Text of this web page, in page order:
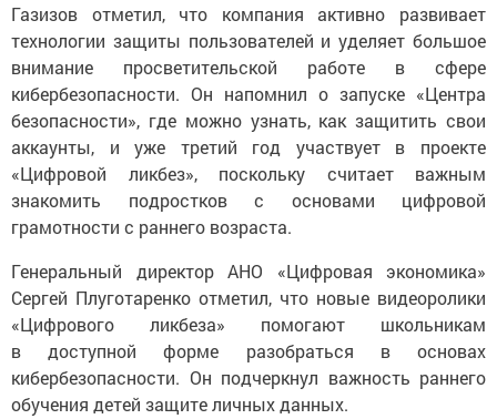
Газизов отметил, что компания активно развивает
технологии защиты пользователей и уделяет большое
внимание просветительской работе в сфере
кибербезопасности. Он напомнил о запуске «Центра
безопасности», где можно узнать, как защитить свои
аккаунты, и уже третий год участвует в проекте
«Цифровой ликбез», поскольку считает важным
знакомить подростков с основами цифровой
грамотности с раннего возраста.
Генеральный директор АНО «Цифровая экономика»
Сергей Плуготаренко отметил, что новые видеоролики
«Цифрового ликбеза» помогают школьникам
в доступной форме разобраться в основах
кибербезопасности. Он подчеркнул важность раннего
обучения детей защите личных данных.